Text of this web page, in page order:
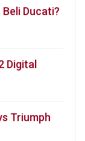
Ducati?
Digital
Triumph